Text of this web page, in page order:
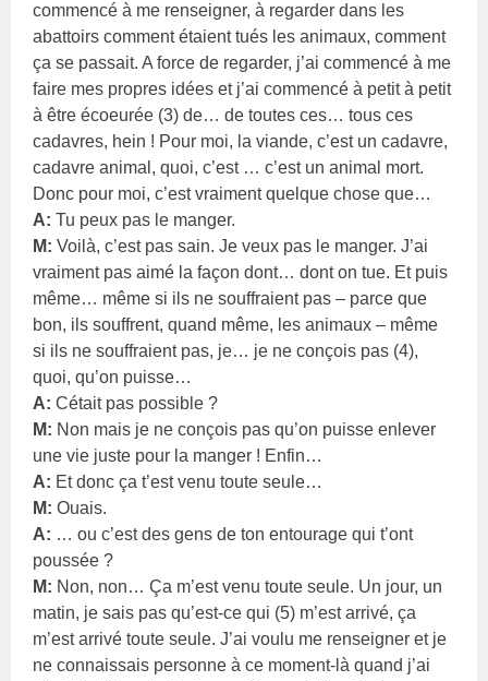
commencé à me renseigner, à regarder dans les
abattoirs comment étaient tués les animaux, comment
ça se passait. A force de regarder, j’ai commencé à me
faire mes propres idées et j’ai commencé à petit à petit
à être écoeurée (3) de… de toutes ces… tous ces
cadavres, hein ! Pour moi, la viande, c’est un cadavre,
cadavre animal, quoi, c’est … c’est un animal mort.
Donc pour moi, c’est vraiment quelque chose que…
A: Tu peux pas le manger.
M: Voilà, c’est pas sain. Je veux pas le manger. J’ai
vraiment pas aimé la façon dont… dont on tue. Et puis
même… même si ils ne souffraient pas – parce que
bon, ils souffrent, quand même, les animaux – même
si ils ne souffraient pas, je… je ne conçois pas (4),
quoi, qu’on puisse…
A: Cétait pas possible ?
M: Non mais je ne conçois pas qu’on puisse enlever
une vie juste pour la manger ! Enfin…
A: Et donc ça t’est venu toute seule…
M: Ouais.
A: … ou c’est des gens de ton entourage qui t’ont
poussée ?
M: Non, non… Ça m’est venu toute seule. Un jour, un
matin, je sais pas qu’est-ce qui (5) m’est arrivé, ça
m’est arrivé toute seule. J’ai voulu me renseigner et je
ne connaissais personne à ce moment-là quand j’ai